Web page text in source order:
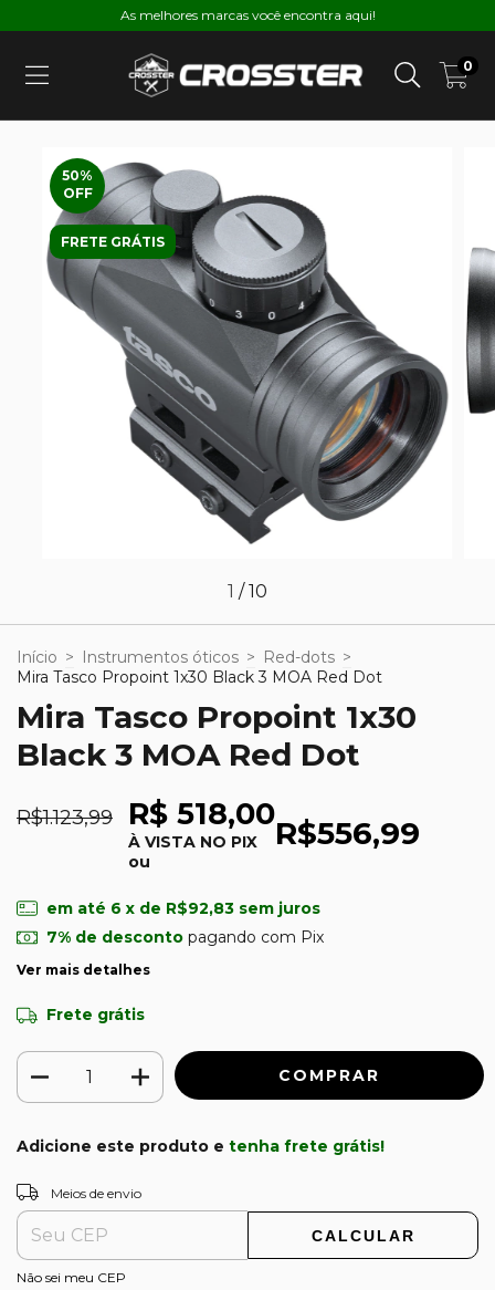
As melhores marcas você encontra aqui!
0
50%
OFF
FRETE GRÁTIS
1 /10
Início > Instrumentos óticos > Red-dots >
Mira Tasco Propoint 1x30 Black 3 MOA Red Dot
Mira Tasco Propoint 1x30
Black 3 MOA Red Dot
R$1.123,99 R$ 518,00
À VISTA NO PIX
ou
R$556,99
em até 6 x de R$92,83 sem juros
7% de descontopagando com Pix
Ver mais detalhes
Frete grátis
Adicione este produto e tenha frete grátis!
Entregas para o CEP:
Meios de envio
CALCULAR
Não sei meu CEP